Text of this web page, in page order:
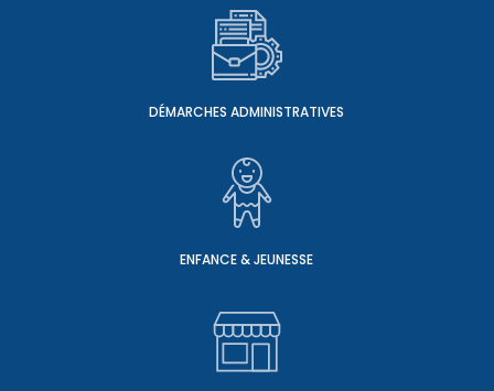
DÉMARCHES ADMINISTRATIVES
ENFANCE & JEUNESSE